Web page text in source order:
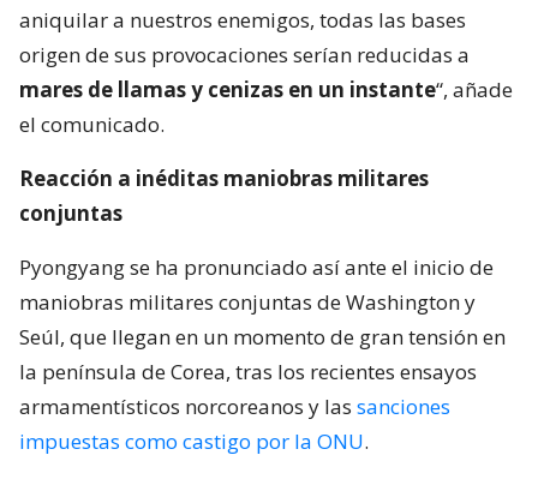
aniquilar a nuestros enemigos, todas las bases
origen de sus provocaciones serían reducidas a
mares de llamas y cenizas en un instante“, añade
el comunicado.
Reacción a inéditas maniobras militares
conjuntas
Pyongyang se ha pronunciado así ante el inicio de
maniobras militares conjuntas de Washington y
Seúl, que llegan en un momento de gran tensión en
la península de Corea, tras los recientes ensayos
armamentísticos norcoreanos y las sanciones
impuestas como castigo por la ONU.